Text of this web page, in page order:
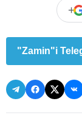
+
"Zamin"i